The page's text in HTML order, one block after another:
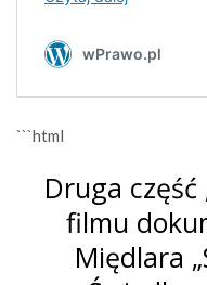
```html
Druga
filmu
Międlara